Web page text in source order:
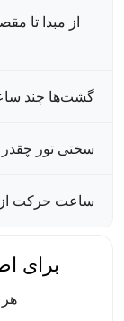
از مبدا تا
گشت‌ها چند
سختی تور
ساعت حرکت
برای
هر